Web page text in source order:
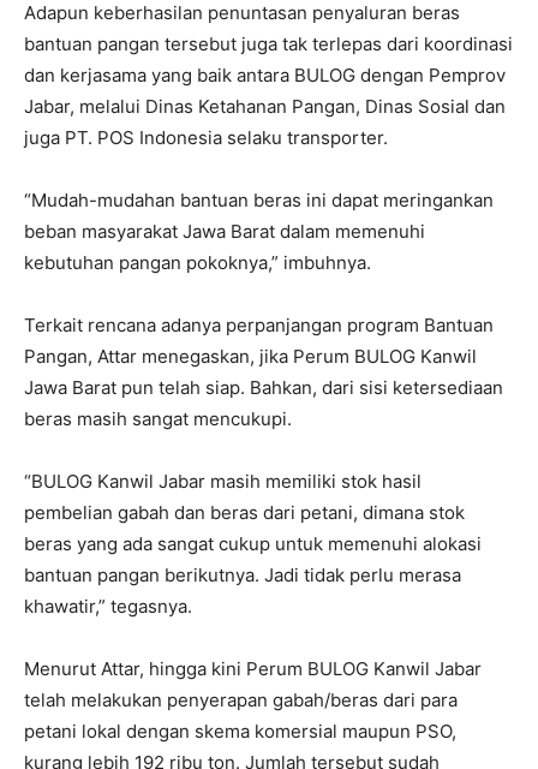
Adapun keberhasilan penuntasan penyaluran beras
bantuan pangan tersebut juga tak terlepas dari koordinasi
dan kerjasama yang baik antara BULOG dengan Pemprov
Jabar, melalui Dinas Ketahanan Pangan, Dinas Sosial dan
juga PT. POS Indonesia selaku transporter.
“Mudah-mudahan bantuan beras ini dapat meringankan
beban masyarakat Jawa Barat dalam memenuhi
kebutuhan pangan pokoknya,” imbuhnya.
Terkait rencana adanya perpanjangan program Bantuan
Pangan, Attar menegaskan, jika Perum BULOG Kanwil
Jawa Barat pun telah siap. Bahkan, dari sisi ketersediaan
beras masih sangat mencukupi.
“BULOG Kanwil Jabar masih memiliki stok hasil
pembelian gabah dan beras dari petani, dimana stok
beras yang ada sangat cukup untuk memenuhi alokasi
bantuan pangan berikutnya. Jadi tidak perlu merasa
khawatir,” tegasnya.
Menurut Attar, hingga kini Perum BULOG Kanwil Jabar
telah melakukan penyerapan gabah/beras dari para
petani lokal dengan skema komersial maupun PSO,
kurang lebih 192 ribu ton. Jumlah tersebut sudah